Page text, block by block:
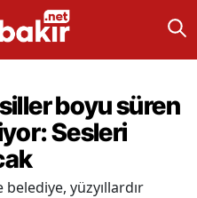
boyu süren
Sesleri
belediye, yüzyıllardır